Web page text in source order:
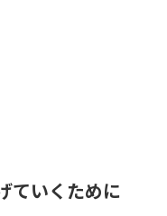
ていくために